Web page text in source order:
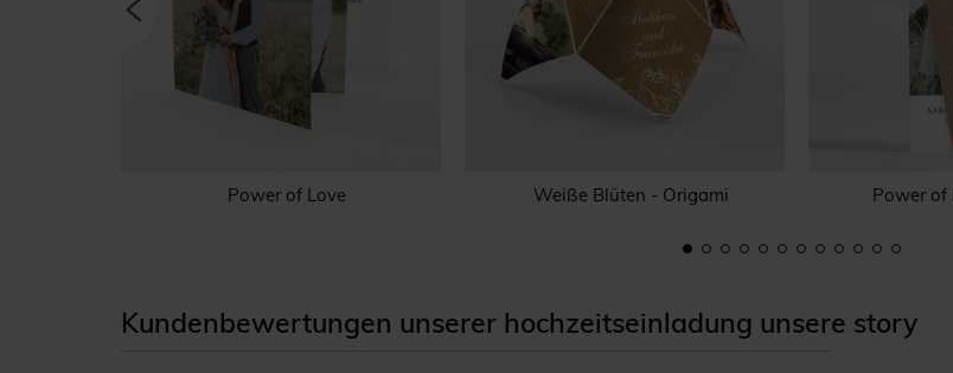
Power of Love Weiße Blüten - Origami Power of
Kundenbewertungen unserer hochzeitseinladung unsere story